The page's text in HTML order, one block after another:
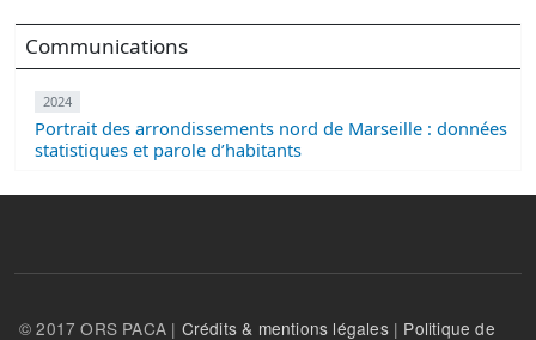
Communications
2024
Portrait des arrondissements nord de Marseille : données
statistiques et parole d’habitants
© 2017 ORS PACA | Crédits & mentions légales| Politique de